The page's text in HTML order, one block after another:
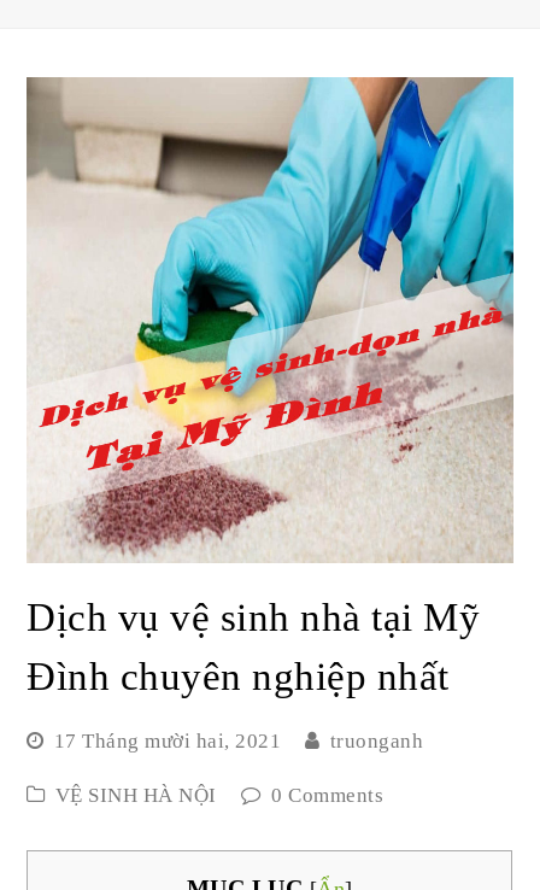
Dịch vụ vệ sinh nhà tại Mỹ
Đình chuyên nghiệp nhất
17 Tháng mười hai, 2021 truonganh
VỆ SINH HÀ NỘI 0 Comments